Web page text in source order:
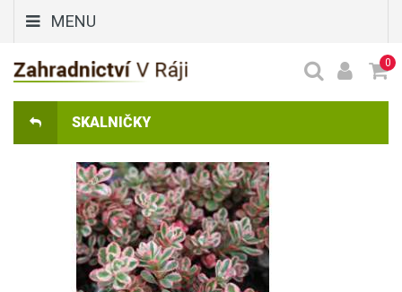
MENU
0
SKALNIČKY